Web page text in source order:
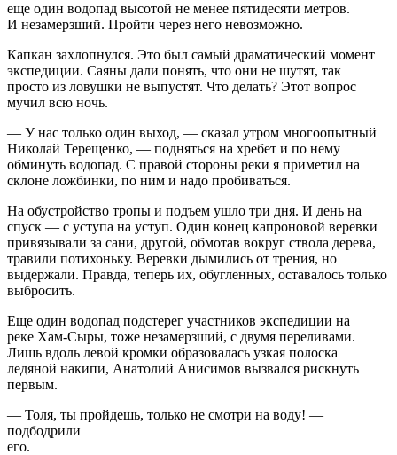
еще один водопад высотой не менее пятидесяти метров.
И незамерзший. Пройти через него невозможно.
Капкан захлопнулся. Это был самый драматический момент
экспедиции. Саяны дали понять, что они не шутят, так
просто из ловушки не выпустят. Что делать? Этот вопрос
мучил всю ночь.
— У нас только один выход, — сказал утром многоопытный
Николай Терещенко, — подняться на хребет и по нему
обминуть водопад. С правой стороны реки я приметил на
склоне ложбинки, по ним и надо пробиваться.
На обустройство тропы и подъем ушло три дня. И день на
спуск — с уступа на уступ. Один конец капроновой веревки
привязывали за сани, другой, обмотав вокруг ствола дерева,
травили потихоньку. Веревки дымились от трения, но
выдержали. Правда, теперь их, обугленных, оставалось только
выбросить.
Еще один водопад подстерег участников экспедиции на
реке Хам-Сыры, тоже незамерзший, с двумя переливами.
Лишь вдоль левой кромки образовалась узкая полоска
ледяной накипи, Анатолий Анисимов вызвался рискнуть
первым.
— Толя, ты пройдешь, только не смотри на воду! —
подбодрили
его.